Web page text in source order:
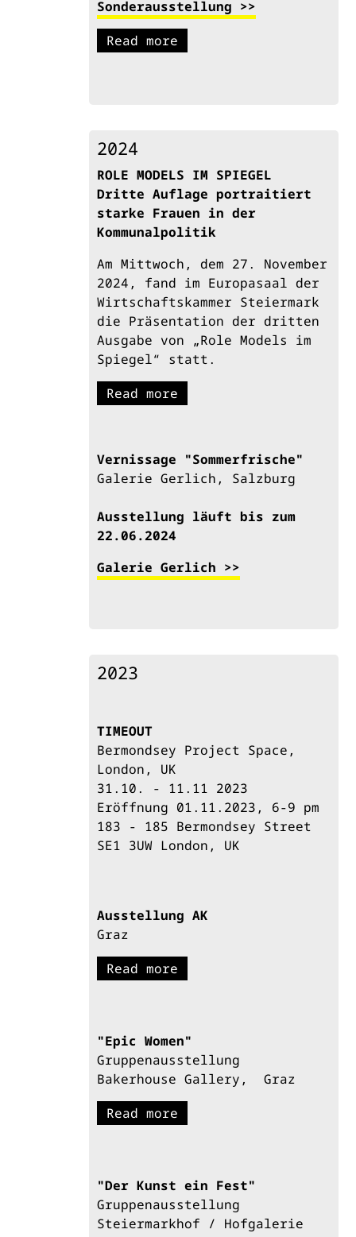
Sonderausstellung >>
Read more
2024
ROLE MODELS IM SPIEGEL
Dritte Auflage portraitiert
starke Frauen in der
Kommunalpolitik
Am Mittwoch, dem 27. November
2024, fand im Europasaal der
Wirtschaftskammer Steiermark
die Präsentation der dritten
Ausgabe von „Role Models im
Spiegel“ statt.
Read more
Vernissage "Sommerfrische"
Galerie Gerlich, Salzburg
Ausstellung läuft bis zum
22.06.2024
Galerie Gerlich >>
2023
TIMEOUT
Bermondsey Project Space,
London, UK
31.10. - 11.11 2023
Eröffnung 01.11.2023, 6-9 pm
183 - 185 Bermondsey Street
SE1 3UW London, UK
Ausstellung AK
Graz
Read more
"Epic Women"
Gruppenausstellung
Bakerhouse Gallery, Graz
Read more
"Der Kunst ein Fest"
Gruppenausstellung
Steiermarkhof / Hofgalerie